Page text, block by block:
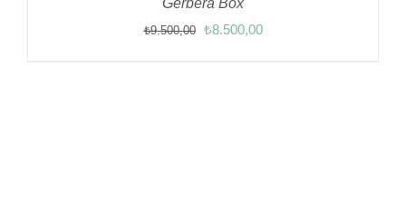
Gerbera Box
₺9.500,00
Orijinal
₺8.500,00Şu